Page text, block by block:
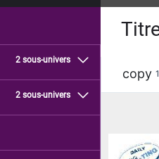
2 sous-univers
2 sous-univers
copy